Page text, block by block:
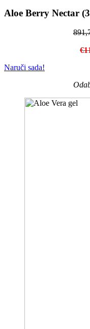
Aloe Berry Nectar
Naruči sada!